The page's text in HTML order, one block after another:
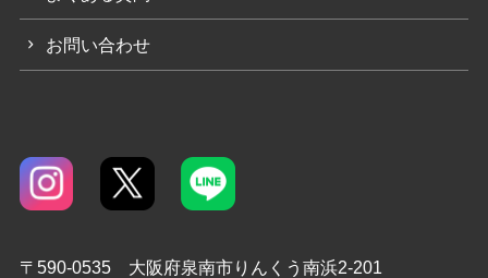
お問い合わせ
〒590-0535 大阪府泉南市りんくう南浜2-201